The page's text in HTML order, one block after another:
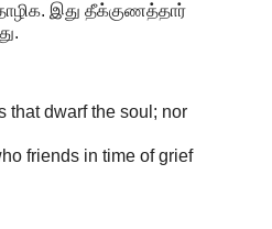
இது தீக்குணத்தார்
that dwarf the soul; nor
friends in time of grief